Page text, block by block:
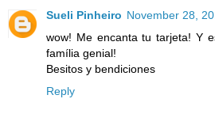
Sueli Pinheiro November 28,
wow! Me encanta tu tarjeta! Y
família genial!
Besitos y bendiciones
Reply